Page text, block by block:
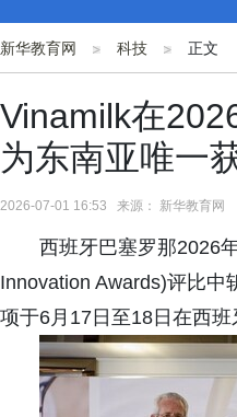
新华教育网 科技 正文
Vinamilk在
为东南亚唯一
2026-07-01 16:53 来源： 新华教育网
西班牙巴塞罗那2026
Innovation Awards)评比中
项于6月17日至18日在西